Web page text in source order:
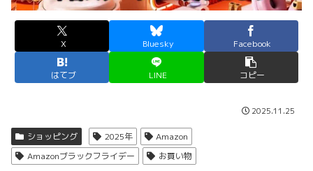
X Bluesky Facebook
はてブ LINE コピー
2025.11.25
ショッピング 2025年
Amazon
Amazonブラックフライデー
お買い物